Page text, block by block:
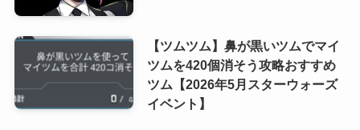
【ツムツム】鼻が黒いツムでマイ
ツムを420個消そう攻略おすすめ
ツム【2026年5月スターウォーズ
イベント】